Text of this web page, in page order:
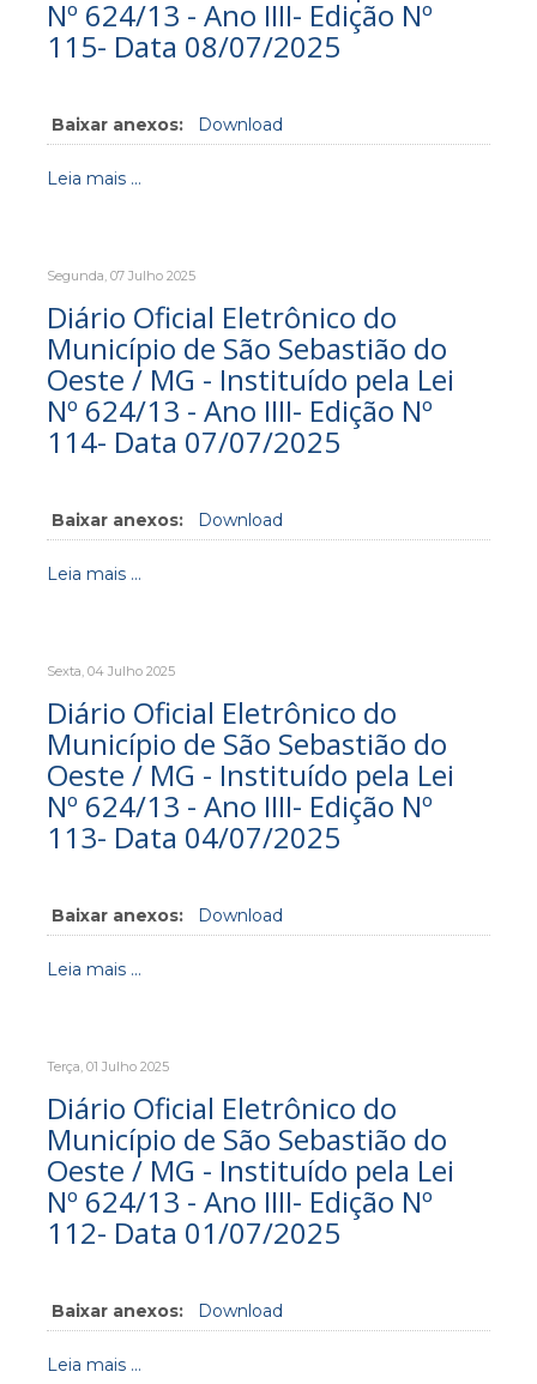
Nº 624/13 - Ano IIII- Edição Nº
115- Data 08/07/2025
Baixar anexos: Download
Leia mais ...
Segunda, 07 Julho 2025
Diário Oficial Eletrônico do
Município de São Sebastião do
Oeste / MG - Instituído pela Lei
Nº 624/13 - Ano IIII- Edição Nº
114- Data 07/07/2025
Baixar anexos: Download
Leia mais ...
Sexta, 04 Julho 2025
Diário Oficial Eletrônico do
Município de São Sebastião do
Oeste / MG - Instituído pela Lei
Nº 624/13 - Ano IIII- Edição Nº
113- Data 04/07/2025
Baixar anexos: Download
Leia mais ...
Terça, 01 Julho 2025
Diário Oficial Eletrônico do
Município de São Sebastião do
Oeste / MG - Instituído pela Lei
Nº 624/13 - Ano IIII- Edição Nº
112- Data 01/07/2025
Baixar anexos: Download
Leia mais ...